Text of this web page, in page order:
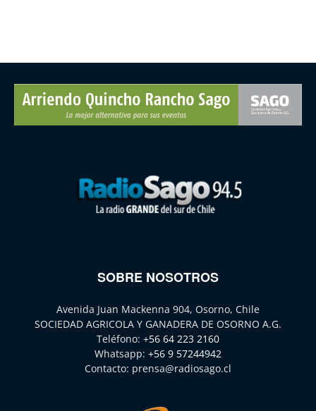
SOBRE NOSOTROS
Avenida Juan Mackenna 904, Osorno, Chile
SOCIEDAD AGRICOLA Y GANADERA DE OSORNO A.G.
Teléfono: +56 64 223 2160
Whatsapp: +56 9 57244942
Contacto: prensa@radiosago.cl